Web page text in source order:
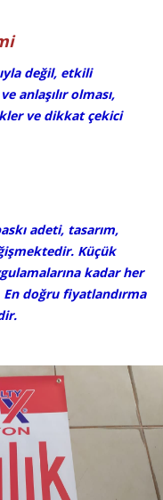
değil, etkili
anlaşılır olması,
ve dikkat çekici
adeti, tasarım,
Küçük
kadar her
doğru fiyatlandırma